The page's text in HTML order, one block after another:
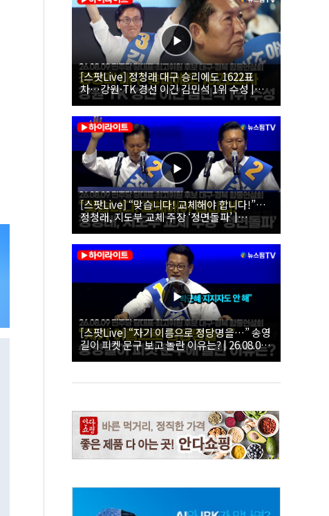
[스팟Live] 정청래 대구 승리에도 1622표
차…강원·TK 경선 이긴 김민석 1위 수성 |
26.08.09 더불어민주당 당대표·최고위원 후
보 대구·경북 합동연설회
[스팟Live] “맞습니다! 교체해야 합니다!”…
정청래, 지도부 교체 주장 ‘정면돌파’ |
26.08.09 더불어민주당 당대표·최고위원 후
보 대구·경북 합동연설회
[스팟Live] “자기 이름으로 정당명을…” 송영
길이 피켓 문구 보고 놀란 이유는? | 26.08.09
더불어민주당 당대표·최고위원 후보 대구·경